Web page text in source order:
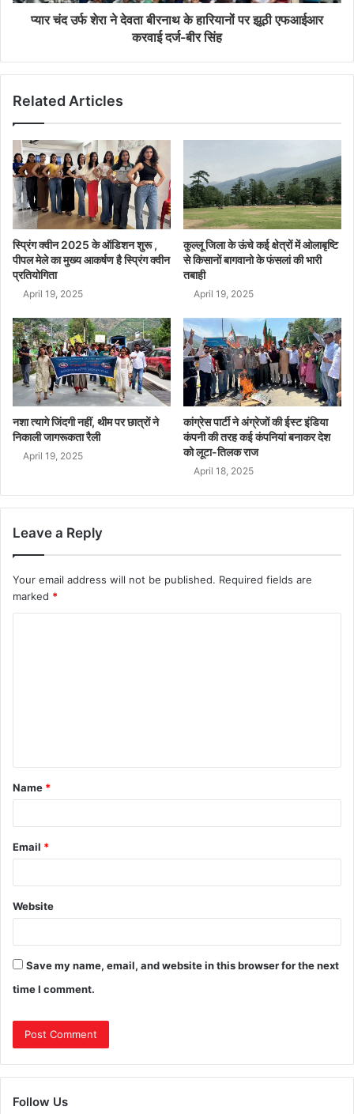
प्यार चंद उर्फ शेरा ने देवता बीरनाथ के हारियानों पर झूठी एफआईआर
करवाई दर्ज-बीर सिंह
Related Articles
स्प्रिंग क्वीन 2025 के ऑडिशन शुरू ,
पीपल मेले का मुख्य आकर्षण है स्प्रिंग क्वीन
प्रतियोगिता
April 19, 2025
कुल्लू जिला के ऊंचे कई क्षेत्रों में ओलाबृष्टि
से किसानों बागवानो के फंसलां की भारी
तबाही
April 19, 2025
नशा त्यागे जिंदगी नहीं, थीम पर छात्रों ने
निकाली जागरूकता रैली
April 19, 2025
कांग्रेस पार्टी ने अंग्रेजों की ईस्ट इंडिया
कंपनी की तरह कई कंपनियां बनाकर देश
को लूटा-तिलक राज
April 18, 2025
Leave a Reply
Your email address will not be published. Required fields are
marked *
Name *
Email *
Website
Save my name, email, and website in this browser for the next
time I comment.
Follow Us